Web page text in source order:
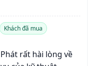
Khách đã mua
rất hài lòng về